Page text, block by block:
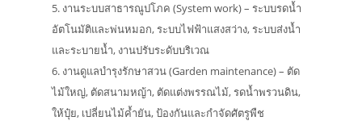
5. งานระบบสาธารณูปโภค (System work) – ระบบรดน้ำ
อัตโนมัติและพ่นหมอก, ระบบไฟฟ้าแสงสว่าง, ระบบส่งน้ำ
และระบายน้ำ, งานปรับระดับบริเวณ
6. งานดูแลบำรุงรักษาสวน (Garden maintenance) – ตัด
ไม้ใหญ่, ตัดสนามหญ้า, ตัดแต่งพรรณไม้, รดน้ำพรวนดิน,
ให้ปุ๋ย, เปลี่ยนไม้ค้ำยัน, ป้องกันและกำจัดศัตรูพืช